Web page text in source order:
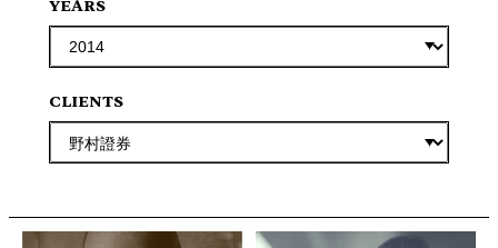
YEARS
CLIENTS